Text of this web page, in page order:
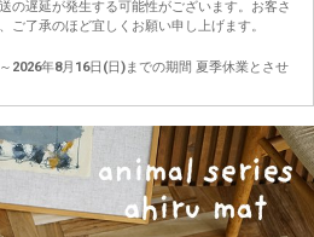
の遅延が発生する可能性がございます。お客さ
ご了承のほど宜しくお願い申し上げます。
2026年8月16日(日)までの期間 夏季休業とさせ